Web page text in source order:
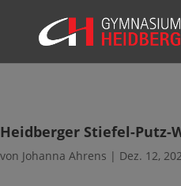
Heidberger Stiefel-Putz-
von Johanna Ahrens | Dez. 12,